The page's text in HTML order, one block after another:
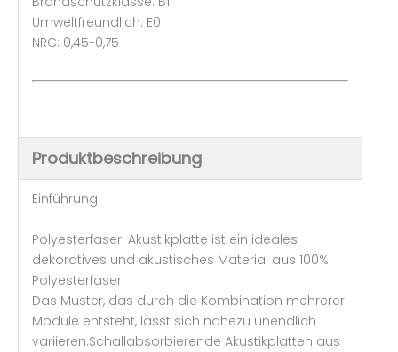
Umweltfreundlich: E0
NRC: 0,45-0,75
Produktbeschreibung
Einführung
Polyesterfaser-Akustikplatte ist ein ideales
dekoratives und akustisches Material aus 100%
Polyesterfaser.
Das Muster, das durch die Kombination mehrerer
Module entsteht, lässt sich nahezu unendlich
variieren.Schallabsorbierende Akustikplatten aus